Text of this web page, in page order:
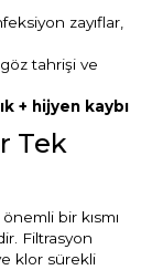
zayıflar,
tahrişi ve
+ hijyen kaybı
Tek
bir kısmı
Filtrasyon
klor sürekli